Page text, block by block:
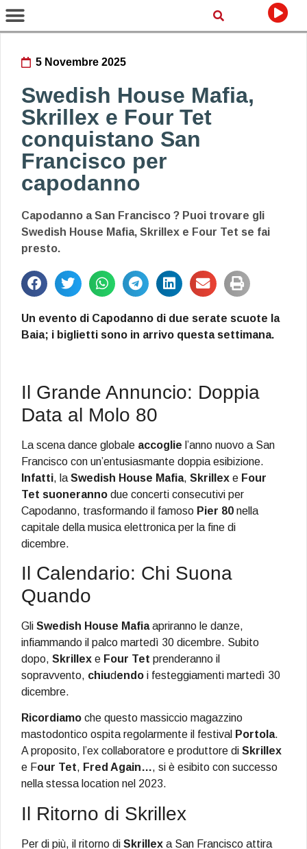
5 Novembre 2025
Swedish House Mafia,
Skrillex e Four Tet
conquistano San
Francisco per
capodanno
Capodanno a San Francisco ? Puoi trovare gli
Swedish House Mafia, Skrillex e Four Tet se fai
presto.
Un evento di Capodanno di due serate scuote la
Baia; i biglietti sono in arrivo questa settimana.
Il Grande Annuncio: Doppia
Data al Molo 80
La scena dance globale accoglie l’anno nuovo a San
Francisco con un’entusiasmante doppia esibizione.
Infatti, la Swedish House Mafia, Skrillex e Four
Tet suoneranno due concerti consecutivi per
Capodanno, trasformando il famoso Pier 80 nella
capitale della musica elettronica per la fine di
dicembre.
Il Calendario: Chi Suona
Quando
Gli Swedish House Mafiaapriranno le danze,
infiammando il palco martedì 30 dicembre. Subito
dopo, Skrillex e Four Tet prenderanno il
sopravvento, chiudendo i festeggiamenti martedì 30
dicembre.
Ricordiamo che questo massiccio magazzino
mastodontico ospita regolarmente il festival Portola.
A proposito, l’ex collaboratore e produttore di Skrillex
e Four Tet, Fred Again…, si è esibito con successo
nella stessa location nel 2023.
Il Ritorno di Skrillex
Per di più, il ritorno di Skrillex a San Francisco attira